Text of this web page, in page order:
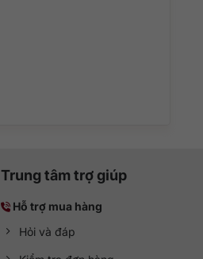
Trung tâm trợ giúp
Hỗ trợ mua hàng
Hỏi và đáp